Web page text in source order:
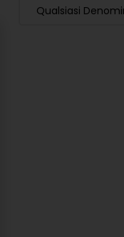
Qualsiasi